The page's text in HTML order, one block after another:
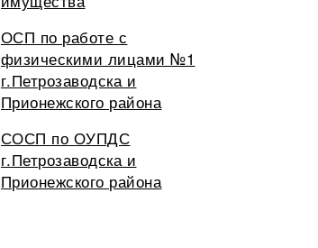
ОСП по работе с
физическими лицами №1
г.Петрозаводска и
Прионежского района
СОСП по ОУПДС
г.Петрозаводска и
Прионежского района